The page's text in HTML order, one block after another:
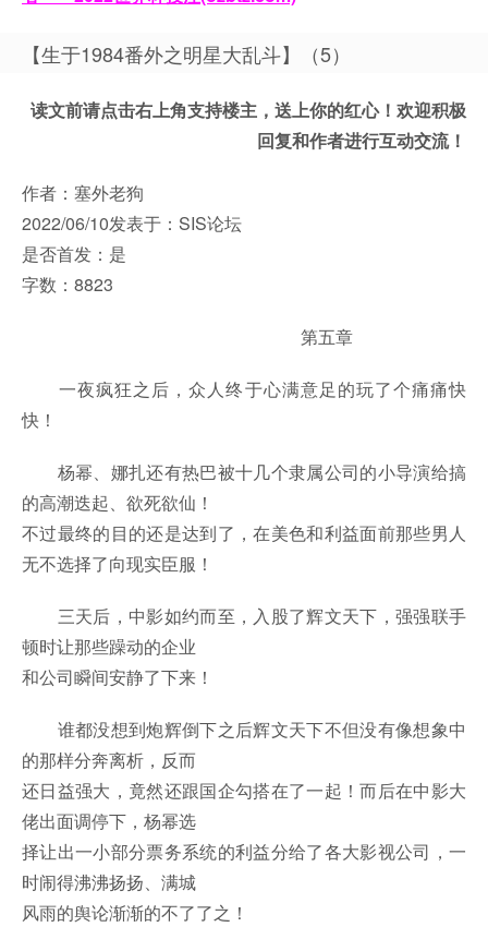
【生于1984番外之明星大乱斗】（5）
读文前请点击右上角支持楼主，送上你的红心！欢迎积极
回复和作者进行互动交流！
作者：塞外老狗
2022/06/10发表于：SIS论坛
是否首发：是
字数：8823
第五章
一夜疯狂之后，众人终于心满意足的玩了个痛痛快
快！
杨幂、娜扎还有热巴被十几个隶属公司的小导演给搞
的高潮迭起、欲死欲仙！
不过最终的目的还是达到了，在美色和利益面前那些男人
无不选择了向现实臣服！
三天后，中影如约而至，入股了辉文天下，强强联手
顿时让那些躁动的企业
和公司瞬间安静了下来！
谁都没想到炮辉倒下之后辉文天下不但没有像想象中
的那样分奔离析，反而
还日益强大，竟然还跟国企勾搭在了一起！而后在中影大
佬出面调停下，杨幂选
择让出一小部分票务系统的利益分给了各大影视公司，一
时闹得沸沸扬扬、满城
风雨的舆论渐渐的不了了之！